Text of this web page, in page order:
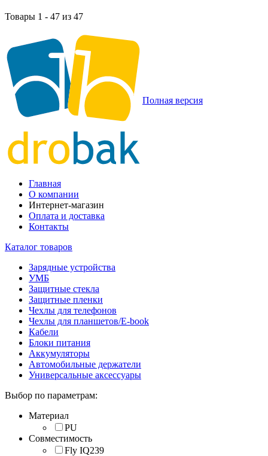
Товары 1 - 47 из 47
Полная версия
Главная
О компании
Интернет-магазин
Оплата и доставка
Контакты
Каталог товаров
Зарядные устройства
УМБ
Защитные стекла
Защитные пленки
Чехлы для телефонов
Чехлы для планшетов/E-book
Кабели
Блоки питания
Аккумуляторы
Автомобильные держатели
Универсальные аксессуары
Выбор по параметрам:
Материал
PU
Совместимость
Fly IQ239